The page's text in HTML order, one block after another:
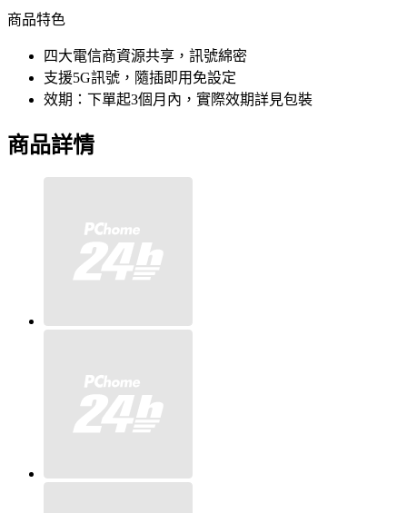
商品特色
四大電信商資源共享，訊號綿密
支援5G訊號，隨插即用免設定
效期：下單起3個月內，實際效期詳見包裝
商品詳情